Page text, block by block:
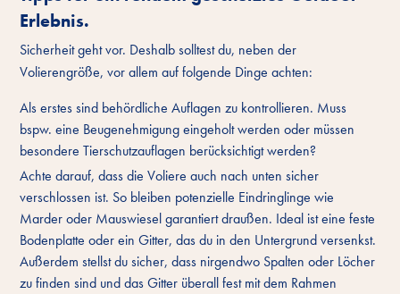
Erlebnis.
Sicherheit geht vor. Deshalb solltest du, neben der
Volierengröße, vor allem auf folgende Dinge achten:
Als erstes sind behördliche Auflagen zu kontrollieren. Muss
bspw. eine Beugenehmigung eingeholt werden oder müssen
besondere Tierschutzauflagen berücksichtigt werden?
Achte darauf, dass die Voliere auch nach unten sicher
verschlossen ist. So bleiben potenzielle Eindringlinge wie
Marder oder Mauswiesel garantiert draußen. Ideal ist eine feste
Bodenplatte oder ein Gitter, das du in den Untergrund versenkst.
Außerdem stellst du sicher, dass nirgendwo Spalten oder Löcher
zu finden sind und das Gitter überall fest mit dem Rahmen